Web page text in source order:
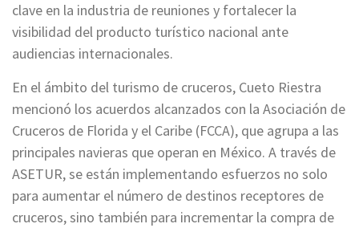
clave en la industria de reuniones y fortalecer la
visibilidad del producto turístico nacional ante
audiencias internacionales.
En el ámbito del turismo de cruceros, Cueto Riestra
mencionó los acuerdos alcanzados con la Asociación de
Cruceros de Florida y el Caribe (FCCA), que agrupa a las
principales navieras que operan en México. A través de
ASETUR, se están implementando esfuerzos no solo
para aumentar el número de destinos receptores de
cruceros, sino también para incrementar la compra de